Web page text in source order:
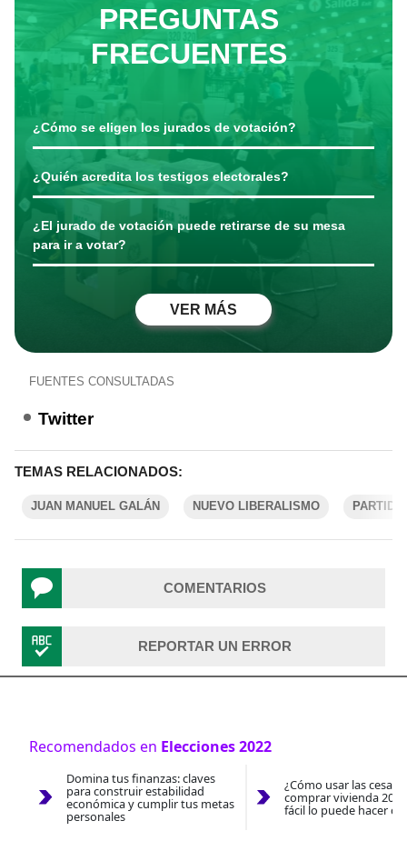
PREGUNTAS
FRECUENTES
¿Cómo se eligen los jurados de votación?
¿Quién acredita los testigos electorales?
¿El jurado de votación puede retirarse de su mesa
para ir a votar?
VER MÁS
FUENTES CONSULTADAS
Twitter
TEMAS RELACIONADOS:
JUAN MANUEL GALÁN NUEVO LIBERALISMO
COMENTARIOS
REPORTAR UN ERROR
Recomendados en Elecciones 2022
Domina tus finanzas: claves
para construir estabilidad
económica y cumplir tus metas
personales
¿Cómo usar las
comprar vivienda
fácil lo puede hacer